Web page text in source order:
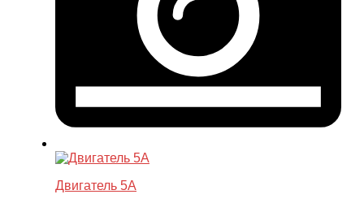
Двигатель 5A